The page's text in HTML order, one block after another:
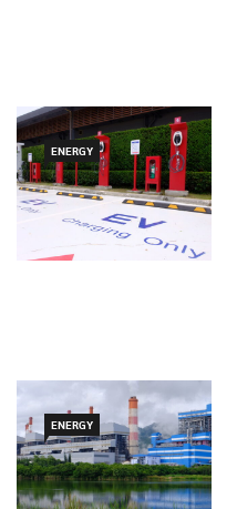
ENERGY
ENERGY